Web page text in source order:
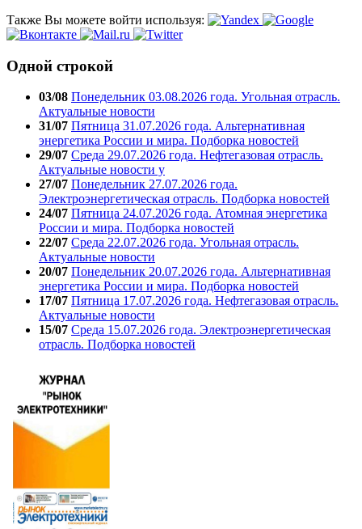
Также Вы можете войти используя:
Одной строкой
03/08 Понедельник 03.08.2026 года. Угольная отрасль.
Актуальные новости
31/07 Пятница 31.07.2026 года. Альтернативная
энергетика России и мира. Подборка новостей
29/07 Среда 29.07.2026 года. Нефтегазовая отрасль.
Актуальные новости у
27/07 Понедельник 27.07.2026 года.
Электроэнергетическая отрасль. Подборка новостей
24/07 Пятница 24.07.2026 года. Атомная энергетика
России и мира. Подборка новостей
22/07 Среда 22.07.2026 года. Угольная отрасль.
Актуальные новости
20/07 Понедельник 20.07.2026 года. Альтернативная
энергетика России и мира. Подборка новостей
17/07 Пятница 17.07.2026 года. Нефтегазовая отрасль.
Актуальные новости
15/07 Среда 15.07.2026 года. Электроэнергетическая
отрасль. Подборка новостей